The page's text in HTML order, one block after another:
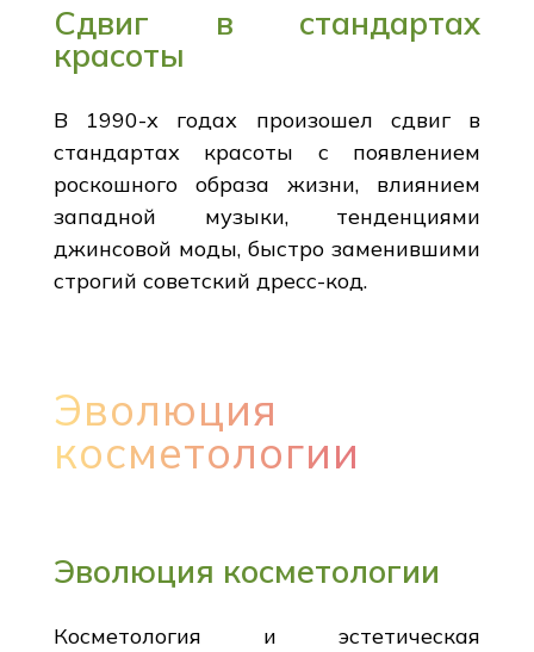
Сдвиг в стандартах
красоты
В 1990-х годах произошел сдвиг в
стандартах красоты с появлением
роскошного образа жизни, влиянием
западной музыки, тенденциями
джинсовой моды, быстро заменившими
строгий советский дресс-код.
Эволюция
косметологии
Эволюция косметологии
Косметология и эстетическая